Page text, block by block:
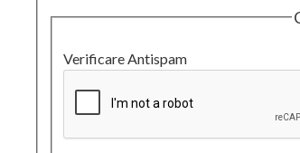
Verificare Antispam